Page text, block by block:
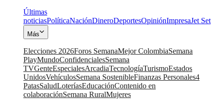
Últimas
noticiasPolíticaNaciónDineroDeportesOpiniónImpresaJet Set
Más
Elecciones 2026Foros SemanaMejor ColombiaSemana
PlayMundoConfidencialesSemana
TVGenteEspecialesArcadiaTecnologíaTurismoEstados
UnidosVehículosSemana SostenibleFinanzas Personales4
PatasSaludLoteríasEducaciónContenido en
colaboraciónSemana RuralMujeres